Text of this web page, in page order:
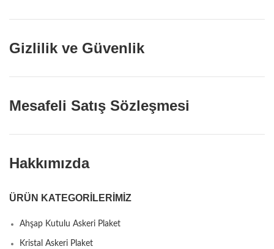
Gizlilik ve Güvenlik
Mesafeli Satış Sözleşmesi
Hakkımızda
ÜRÜN KATEGORILERIMIZ
Ahşap Kutulu Askeri Plaket
Kristal Askeri Plaket